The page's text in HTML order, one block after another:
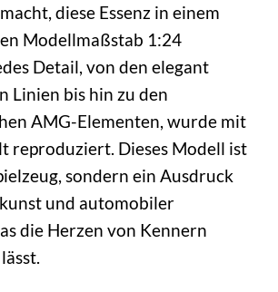
diese Essenz in einem
Modellmaßstab 1:24
Detail, von den elegant
Linien bis hin zu den
AMG-Elementen, wurde mit
reproduziert. Dieses Modell ist
sondern ein Ausdruck
und automobiler
die Herzen von Kennern